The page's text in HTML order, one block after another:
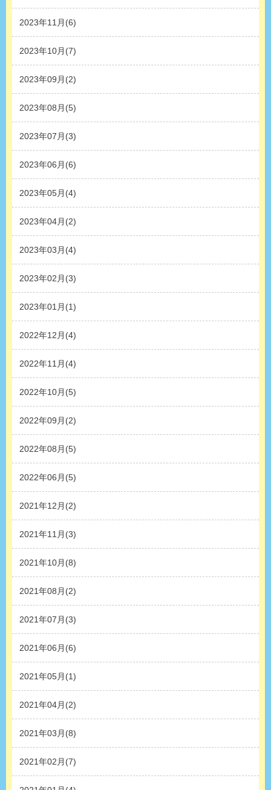
2023年11月(6)
2023年10月(7)
2023年09月(2)
2023年08月(5)
2023年07月(3)
2023年06月(6)
2023年05月(4)
2023年04月(2)
2023年03月(4)
2023年02月(3)
2023年01月(1)
2022年12月(4)
2022年11月(4)
2022年10月(5)
2022年09月(2)
2022年08月(5)
2022年06月(5)
2021年12月(2)
2021年11月(3)
2021年10月(8)
2021年08月(2)
2021年07月(3)
2021年06月(6)
2021年05月(1)
2021年04月(2)
2021年03月(8)
2021年02月(7)